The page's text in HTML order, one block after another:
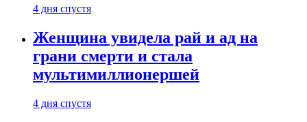
4 дня спустя
Женщина увидела рай и ад на
грани смерти и стала
мультимиллионершей
4 дня спустя